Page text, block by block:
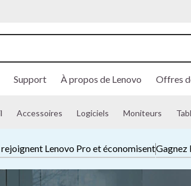
Support À propos de Lenovo Offres
Accessoires Logiciels Moniteurs
Lenovo Pro et économisentGagnez